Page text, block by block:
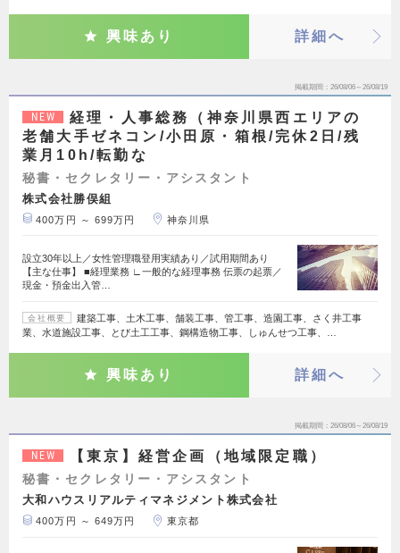
興味あり 詳細へ
掲載期間 26/08/06～26/08/19
NEW
経理・人事総務（神奈川県西エリアの
老舗大手ゼネコン/小田原・箱根/完休2日/残
業月10h/転勤な
秘書・セクレタリー・アシスタント
株式会社勝俣組
400万円 ～ 699万円 神奈川県
設立30年以上／女性管理職登用実績あり／試用期間あり
【主な仕事】 ■経理業務 ∟一般的な経理事務 伝票の起票／
現金・預金出入管…
会社概要
建築工事、土木工事、舗装工事、管工事、造園工事、さく井工事
業、水道施設工事、とび土工工事、鋼構造物工事、しゅんせつ工事、…
興味あり 詳細へ
掲載期間 26/08/06～26/08/19
NEW 【東京】経営企画（地域限定職）
秘書・セクレタリー・アシスタント
大和ハウスリアルティマネジメント株式会社
400万円 ～ 649万円 東京都